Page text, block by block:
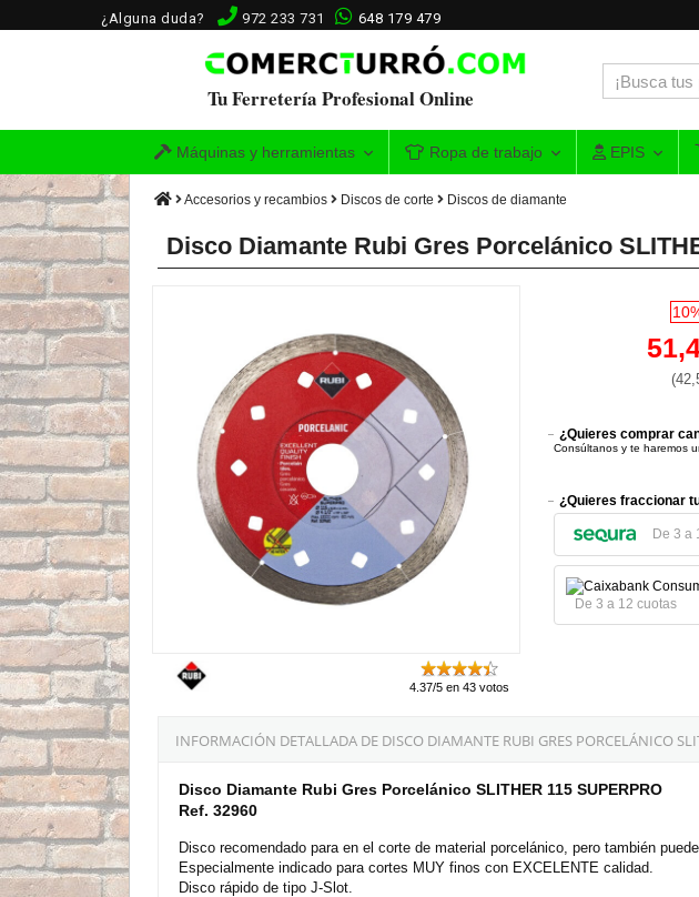
¿Alguna duda? 972 233 731 648 179 479
Tu Ferretería Profesional Online
Máquinas y herramientas Ropa de trabajo EPIS
Accesorios y recambios Discos de corte Discos de diamante
Disco Diamante Rubi Gres Porcelánico
4.37/5 en 43 votos
¿Quieres comprar
Consúltanos y te haremos
¿Quieres fraccionar
De 3 a
De 3 a 12 cuotas
INFORMACIÓN DETALLADA DE DISCO DIAMANTE RUBI GRES PORCELÁNICO
Disco Diamante Rubi Gres Porcelánico SLITHER 115 SUPERPRO
Ref. 32960
Disco recomendado para en el corte de material porcelánico, pero también
Especialmente indicado para cortes MUY finos con EXCELENTE calidad.
Disco rápido de tipo J-Slot.